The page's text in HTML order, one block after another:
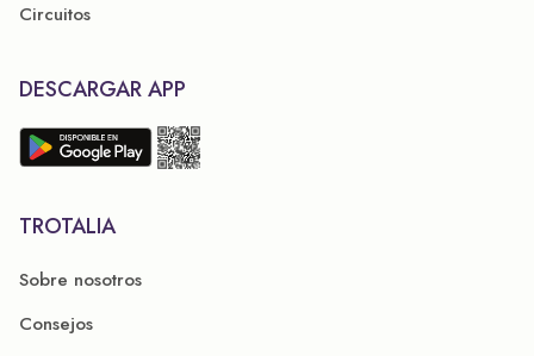
Circuitos
DESCARGAR APP
TROTALIA
Sobre nosotros
Consejos